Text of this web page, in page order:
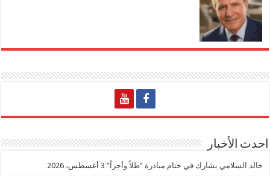
احدث الأخبار
خالد السلامي يشارك في ختام مبادرة “ظلاً وأجراً” 3 أغسطس، 2026